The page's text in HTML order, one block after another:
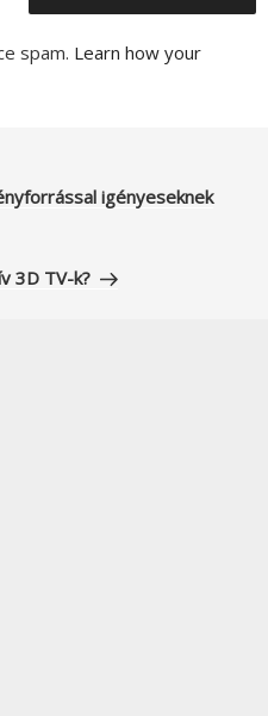
spam. Learn how your
igényeseknek
3D TV-k?